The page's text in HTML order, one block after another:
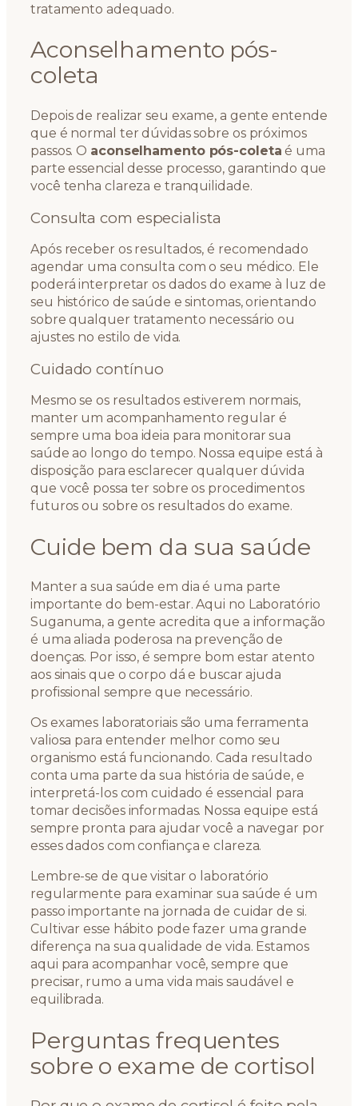
tratamento adequado.
Aconselhamento pós-
coleta
Depois de realizar seu exame, a gente entende
que é normal ter dúvidas sobre os próximos
passos. O aconselhamento pós-coleta é uma
parte essencial desse processo, garantindo que
você tenha clareza e tranquilidade.
Consulta com especialista
Após receber os resultados, é recomendado
agendar uma consulta com o seu médico. Ele
poderá interpretar os dados do exame à luz de
seu histórico de saúde e sintomas, orientando
sobre qualquer tratamento necessário ou
ajustes no estilo de vida.
Cuidado contínuo
Mesmo se os resultados estiverem normais,
manter um acompanhamento regular é
sempre uma boa ideia para monitorar sua
saúde ao longo do tempo. Nossa equipe está à
disposição para esclarecer qualquer dúvida
que você possa ter sobre os procedimentos
futuros ou sobre os resultados do exame.
Cuide bem da sua saúde
Manter a sua saúde em dia é uma parte
importante do bem-estar. Aqui no Laboratório
Suganuma, a gente acredita que a informação
é uma aliada poderosa na prevenção de
doenças. Por isso, é sempre bom estar atento
aos sinais que o corpo dá e buscar ajuda
profissional sempre que necessário.
Os exames laboratoriais são uma ferramenta
valiosa para entender melhor como seu
organismo está funcionando. Cada resultado
conta uma parte da sua história de saúde, e
interpretá-los com cuidado é essencial para
tomar decisões informadas. Nossa equipe está
sempre pronta para ajudar você a navegar por
esses dados com confiança e clareza.
Lembre-se de que visitar o laboratório
regularmente para examinar sua saúde é um
passo importante na jornada de cuidar de si.
Cultivar esse hábito pode fazer uma grande
diferença na sua qualidade de vida. Estamos
aqui para acompanhar você, sempre que
precisar, rumo a uma vida mais saudável e
equilibrada.
Perguntas frequentes
sobre o exame de cortisol